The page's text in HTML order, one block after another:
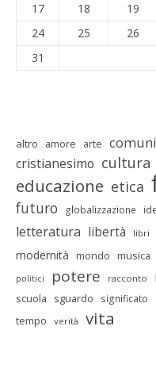
17
18 19
24
25 26
31
altro amore arte
cristianesimo cultura
educazione etica
futuro globalizzazione
letteratura libertà libri
modernità mondo musica
politici potere racconto
scuola sguardo significato
tempo verità vita